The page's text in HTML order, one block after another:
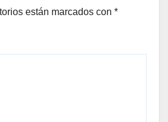
están marcados con *